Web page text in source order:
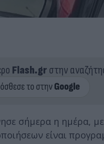
Flash.grστην
σήμερα η ημέρα,
είναι